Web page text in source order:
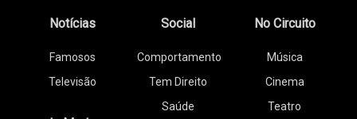
Notícias
Famosos
Televisão
Social
Comportamento
Tem Direito
Saúde
No Circuito
Música
Cinema
Teatro